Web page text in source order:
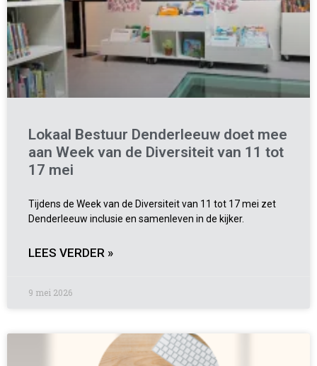
Lokaal Bestuur Denderleeuw doet mee
aan Week van de Diversiteit van 11 tot
17 mei
Tijdens de Week van de Diversiteit van 11 tot 17 mei zet
Denderleeuw inclusie en samenleven in de kijker.
LEES VERDER »
9 mei 2026